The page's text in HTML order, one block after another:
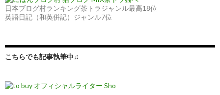
日本ブログ村ランキング茶トラジャンル最高18位
英語日記（和英併記）ジャンル7位
こちらでも記事執筆中♫